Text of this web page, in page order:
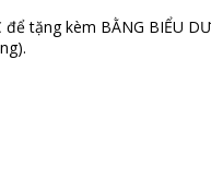
tặng kèm BẰNG BIỂU